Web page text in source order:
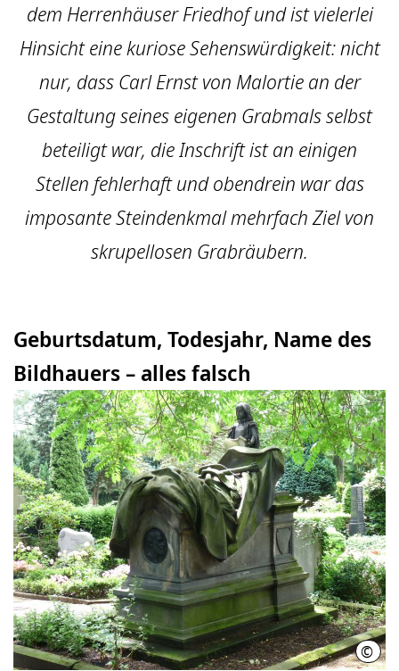
dem Herrenhäuser Friedhof und ist vielerlei
Hinsicht eine kuriose Sehenswürdigkeit: nicht
nur, dass Carl Ernst von Malortie an der
Gestaltung seines eigenen Grabmals selbst
beteiligt war, die Inschrift ist an einigen
Stellen fehlerhaft und obendrein war das
imposante Steindenkmal mehrfach Ziel von
skrupellosen Grabräubern.
Geburtsdatum, Todesjahr, Name des
Bildhauers – alles falsch
©